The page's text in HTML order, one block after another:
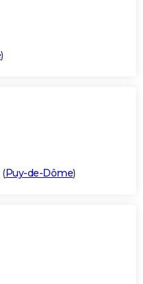
)
(Puy-de-Dôme)